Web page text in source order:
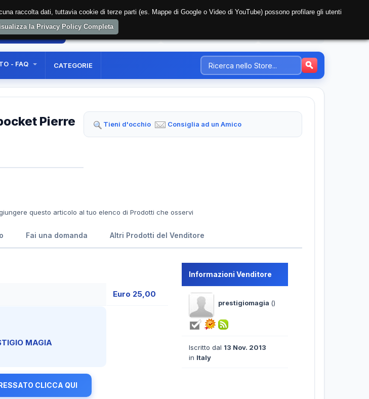
AREA RISERVATA REGISTRAZIONE UTENTE
- FAQ CATEGORIE
Pierre
Tieni d'occhio Consiglia ad un Amico
questo articolo al tuo elenco di Prodotti che osservi
Fai una domanda Altri Prodotti del Venditore
Euro 25,00
MAGIA
CLICCA QUI
Informazioni Venditore
prestigiomagia ()
Iscritto dal 13 Nov. 2013
in Italy
raccolta dati, tuttavia cookie di terze parti (es. Mappe di Google o Video di YouTube) possono profilare gli utenti
la Privacy Policy Completa